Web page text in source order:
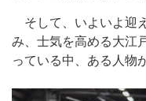
そして、いよいよ迎
み、士気を高める大江
っている中、ある人物